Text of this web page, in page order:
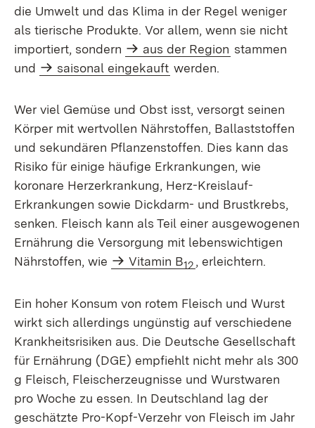
die Umwelt und das Klima in der Regel weniger
als tierische Produkte. Vor allem, wenn sie nicht
importiert, sondern
aus der Region stammen
und
saisonal eingekauft werden.
Wer viel Gemüse und Obst isst, versorgt seinen
Körper mit wertvollen Nährstoffen, Ballaststoffen
und sekundären Pflanzenstoffen. Dies kann das
Risiko für einige häufige Erkrankungen, wie
koronare Herzerkrankung, Herz-Kreislauf-
Erkrankungen sowie Dickdarm- und Brustkrebs,
senken. Fleisch kann als Teil einer ausgewogenen
Ernährung die Versorgung mit lebenswichtigen
Nährstoffen, wie
Vitamin B12 , erleichtern.
Ein hoher Konsum von rotem Fleisch und Wurst
wirkt sich allerdings ungünstig auf verschiedene
Krankheitsrisiken aus. Die Deutsche Gesellschaft
für Ernährung (DGE) empfiehlt nicht mehr als 300
g Fleisch, Fleischerzeugnisse und Wurstwaren
pro Woche zu essen. In Deutschland lag der
geschätzte Pro-Kopf-Verzehr von Fleisch im Jahr